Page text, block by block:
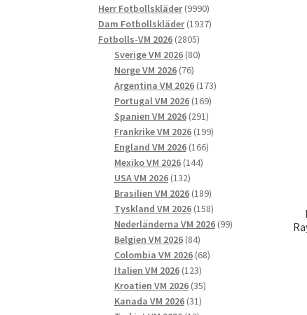
produkter
Herr Fotbollskläder 99909990
produkter
Dam Fotbollskläder 19371937
Fotbolls-VM 2026 28052805
produkter
Sverige VM 2026 8080
Norge VM 2026 7676
produkter
Argentina VM 2026 173173
Portugal VM 2026 169169
produkter
Spanien VM 2026 291291
produkter
Frankrike VM 2026 199199
England VM 2026 166166
Mexiko VM 2026 144144
USA VM 2026 132132
produkter
Brasilien VM 2026 189189
produkter
Tyskland VM 2026 158158
produkter
Nederländerna VM 2026 9999
Belgien VM 2026 8484
produkter
Colombia VM 2026 6868
Italien VM 2026 123123
produkter
Kroatien VM 2026 3535
Kanada VM 2026 3131